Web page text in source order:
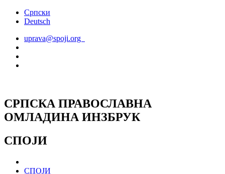
СкочитеСрпски
Deutsch
uprava@spoji.org
СРПСКА ПРАВОСЛАВНА
ОМЛАДИНА ИНЗБРУК
СПОЈИ
СПОЈИ